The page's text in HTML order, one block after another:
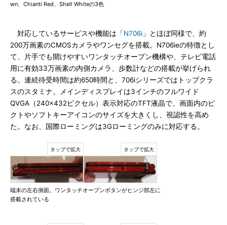
wn、Chianti Red、Shell Whiteの3色
対応しているサービスや機能は「N706i 」とほぼ同様で、約
200万画素のCMOSカメラやワンセグを搭載。N706ieの特徴とし
て、片手でも開けやすいワンタッチオープン機構や、テレビ電話
用に有効33万画素の内側カメラ、歩数計などの搭載が挙げられ
る。連続待受時間は約650時間と、706iシリーズではトップクラ
スのスタミナ。メインディスプレイは3インチのフルワイド
QVGA（240×432ピクセル）表示対応のTFT液晶で、画面内のピ
クトやソフトキーアイコンのサイズを大きくし、視認性を高め
た。なお、国際ローミングは3Gローミングのみに対応する。
端末の左右側面。ワンタッチオープンボタンがヒンジ部左に
搭載されている